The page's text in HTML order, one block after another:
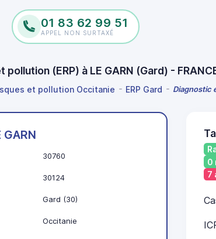
01 83 62 99 51
APPEL NON SURTAXÉ
(ERP) à LE GARN (Gard) -
et pollution Occitanie ERP Gard Diagnostic
GARN
30760
30124
Gard (30)
Occitanie
0
7